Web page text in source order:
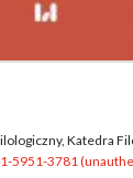
Katedra
5951-3781